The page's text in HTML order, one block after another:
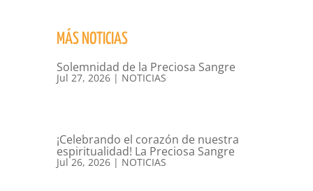
MÁS NOTICIAS
Solemnidad de la Preciosa Sangre
Jul 27, 2026| NOTICIAS
¡Celebrando el corazón de nuestra
espiritualidad! La Preciosa Sangre
Jul 26, 2026| NOTICIAS